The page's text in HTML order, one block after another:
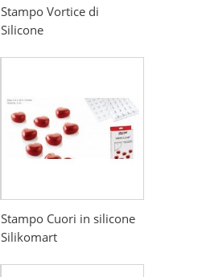
Stampo Vortice di
Silicone
Stampo Cuori in silicone
Silikomart